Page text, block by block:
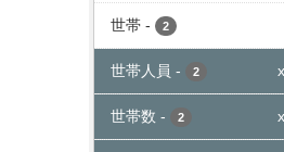
世帯 - 2
世帯人員 - 2 x
世帯数 - 2 x